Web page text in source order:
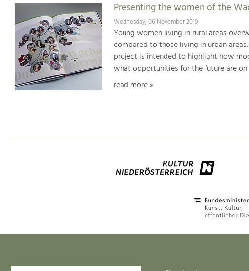
Presenting the women of the
Wednesday, 06 November 2019
Young women living in rural areas
compared to those living in urban
project is intended to highlight how
what opportunities for the future are
read more »